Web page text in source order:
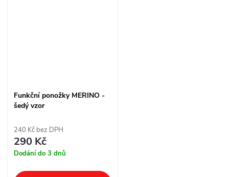
Funkční ponožky MERINO -
šedý vzor
240 Kč bez DPH
290 Kč
Dodání do 3 dnů